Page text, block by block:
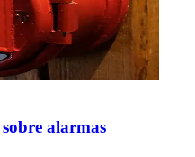
alarmas